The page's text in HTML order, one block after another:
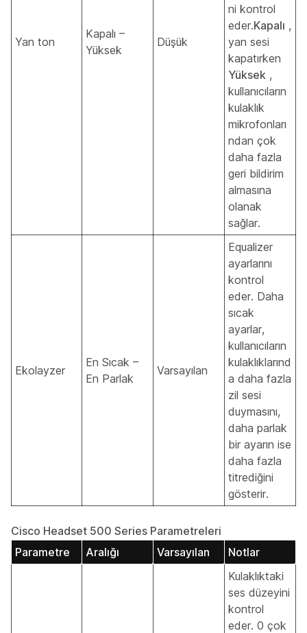
Yan ton
Kapalı –
Yüksek
Düşük
ni kontrol
eder.Kapalı ,
yan sesi
kapatırken
Yüksek ,
kullanıcıların
kulaklık
mikrofonları
ndan çok
daha fazla
geri bildirim
almasına
olanak
sağlar.
Ekolayzer
En Sıcak –
En Parlak
Varsayılan
Equalizer
ayarlarını
kontrol
eder. Daha
sıcak
ayarlar,
kullanıcıların
kulaklıklarınd
a daha fazla
zil sesi
duymasını,
daha parlak
bir ayarın ise
daha fazla
titrediğini
gösterir.
Cisco Headset 500 Series Parametreleri
Parametre
Aralığı Varsayılan Notlar
Kulaklıktaki
ses düzeyini
kontrol
eder. 0 çok